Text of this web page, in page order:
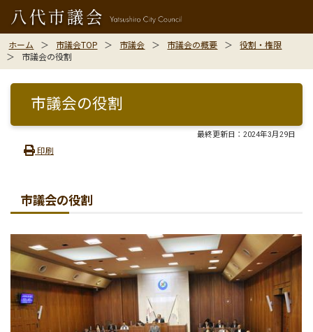
ホーム 市議会TOP 市議会 市議会の概要
役割・権限
市議会の役割
市議会の役割
最終更新日： 2024年3月29日
印刷
市議会の役割